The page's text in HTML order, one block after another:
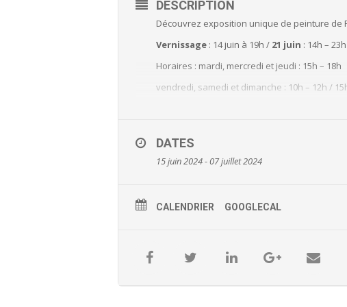
DESCRIPTION
Découvrez exposition unique de peinture de
Vernissage : 14 juin à 19h / 21 juin : 14h –
Horaires : mardi, mercredi et jeudi : 15h – 18h
vendredi, samedi et dimanche : 10h – 12h /
Contacts: 05.34.27.30.07 / assistante-
DATES
15 juin 2024 - 07 juillet 2024
CALENDRIER GOOGLECAL